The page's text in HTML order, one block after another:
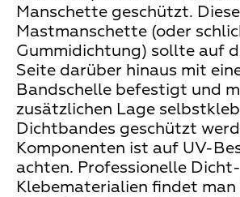
Manschette geschützt. Diese
Mastmanschette (oder
Gummidichtung) sollte auf
Seite darüber hinaus mit
Bandschelle befestigt und
zusätzlichen Lage
Dichtbandes geschützt
Komponenten ist auf UV-
achten. Professionelle
Klebematerialien findet man